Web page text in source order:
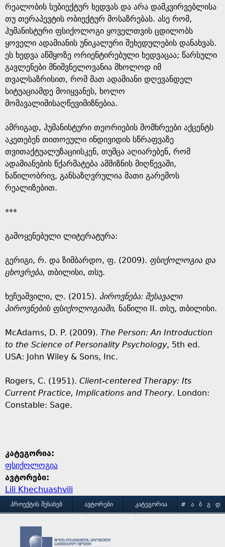
რეალობის სუბიექტურ ხედვას და არა დამკვირვებლისა
თუ თერაპევტის ობიექტურ მოსაზრებას. ასე რომ,
ჰუმანისტური ფსიქოლოგი ყოველთვის ცდილობს
ყოველი ადამიანის უნიკალური შეხედულების დანახვას.
ეს ხედვა აწმყოზე ორიენტირებული ხედვაცაა; წარსული
გავლენები მნიშვნელოვანია მხოლოდ იმ
თვალსაზრისით, რომ მათ ადამიანი დღევანდელ
სიტუაციამდე მოიყვანეს, ხოლო
მომავალიმისაღწევიმიზნებია.
ამრიგად, ჰუმანისტური თეორიების მომხრეები აქცენტს
აკეთებენ თითოეული ინდივიდის სწრაფვაზე
თვითაქტუალუზაციისკენ, თუმცა აღიარებენ, რომ
ადამიანების წქარმატება ამმიზნის მიღწევაში,
ნაწილობრივ, განსაზღვრულია მათი გარემოს
რეალიზებით.
***
გამოყენებული ლიტერატურა:
გერიგი, რ. და ზიმბარდო, ფ. (2009). ფსიქოლოგია და
ცხოვრება, თბილისი, თსუ.
ხეჩუაშვილი, ლ. (2015). პიროვნება: შესავალი
პიროვნების ფსიქოლოგიაში, ნაწილი II. თსუ, თბილისი.
McAdams, D. P. (2009). The Person: An Introduction
to the Science of Personality Psychology, 5th ed.
USA: John Wiley & Sons, Inc.
Rogers, C. (1951). Client-centered Therapy: Its
Current Practice, Implications and Theory. London:
Constable: Sage.
კატეგორია:
ფსიქოლოგია
ავტორები:
Lili Khechuashvili
MᲞᲠᲝᲔᲥᲢᲘᲡ ᲨᲔᲡᲐᲮᲔᲑ ᲐᲕᲢᲝᲠᲔᲑᲘ ᲙᲐᲢᲔᲒᲝᲠᲘᲐ # Ა Ბ Გ
Დ